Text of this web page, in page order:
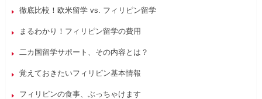
徹底比較！欧米留学 vs. フィリピン留学
まるわかり！フィリピン留学の費用
二カ国留学サポート、その内容とは？
覚えておきたいフィリピン基本情報
フィリピンの食事、ぶっちゃけます